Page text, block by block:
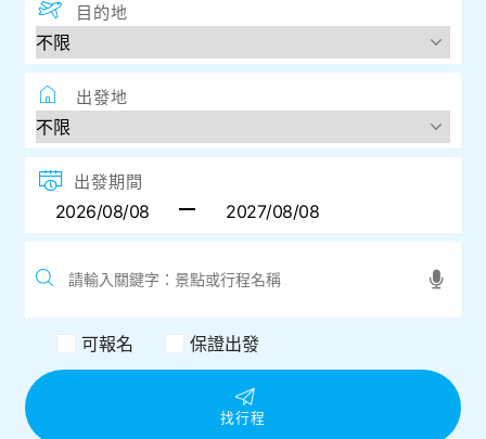
目的地
出發地
出發期間
可報名 保證出發
找行程